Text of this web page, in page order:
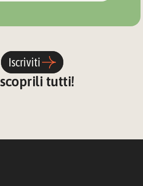
Iscriviti
tutti!